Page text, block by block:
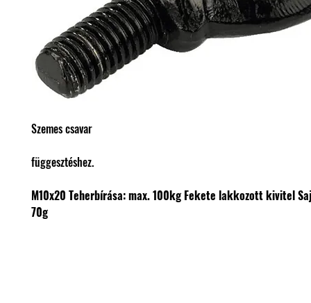
Szemes csavar
függesztéshez.
M10x20 Teherbírása: max. 100kg Fekete lakkozott kivitel
70g